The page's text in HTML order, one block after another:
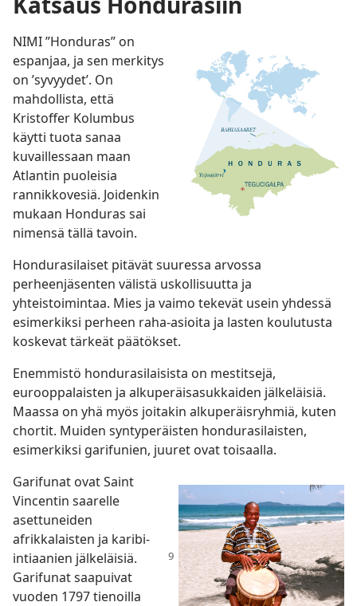
NIMI ”Honduras” on
espanjaa, ja sen merkitys
on ’syvyydet’. On
mahdollista, että
Kristoffer Kolumbus
käytti tuota sanaa
kuvaillessaan maan
Atlantin puoleisia
rannikkovesiä. Joidenkin
mukaan Honduras sai
nimensä tällä tavoin.
Hondurasilaiset pitävät suuressa arvossa
perheenjäsenten välistä uskollisuutta ja
yhteistoimintaa. Mies ja vaimo tekevät usein yhdessä
esimerkiksi perheen raha-asioita ja lasten koulutusta
koskevat tärkeät päätökset.
Enemmistö hondurasilaisista on mestitsejä,
eurooppalaisten ja alkuperäisasukkaiden jälkeläisiä.
Maassa on yhä myös joitakin alkuperäisryhmiä, kuten
chortit. Muiden syntyperäisten hondurasilaisten,
esimerkiksi garifunien, juuret ovat toisaalla.
Garifunat ovat Saint
Vincentin saarelle
asettuneiden
afrikkalaisten ja karibi-
intiaanien jälkeläisiä.
Garifunat saapuivat
vuoden 1797 tienoilla